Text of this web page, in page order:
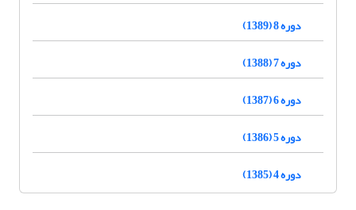
دوره 8 (1389)
دوره 7 (1388)
دوره 6 (1387)
دوره 5 (1386)
دوره 4 (1385)